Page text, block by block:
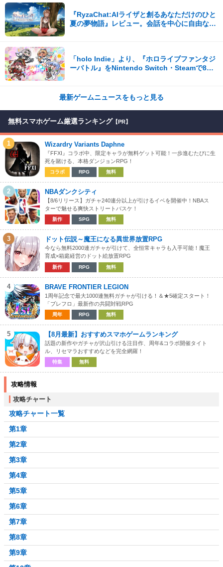
『RyzaChat:AIライザと創るあなただけのひと
夏の夢物語』レビュー。会話を中心に自由な冒
「holo Indie」より、『ホロライブファンタジ
ーバトル』をNintendo Switch・Steamで8月7
最新ゲームニュースをもっと見る
無料スマホゲーム厳選ランキング 【PR】
1 Wizardry Variants Daphne
『FFXI』コラボ中、限定キャラが無料ゲット可能！一歩進むたびに生
死を賭ける、本格ダンジョンRPG！
コラボ RPG 無料
2 NBAダンクシティ
【8/6リリース】ガチャ240連分以上が引けるイベを開催中！NBAス
ターで魅せる爽快ストリートバスケ！
新作 SPG 無料
3 ドット伝説～魔王になる異世界放置RPG
今なら無料2000連ガチャが引けて、全恒常キャラも入手可能！魔王
育成×箱庭経営のドット絵放置RPG
新作 RPG 無料
4 BRAVE FRONTIER LEGION
1周年記念で最大1000連無料ガチャが引ける！＆★5確定スタート！
「ブレフロ」最新作の共闘対戦RPG
周年 RPG 無料
5 【8月最新】おすすめスマホゲームランキング
話題の新作やガチャが沢山引ける注目作、周年&コラボ開催タイト
ル、リセマラおすすめなどを完全網羅！
特集 無料
攻略情報
攻略チャート
攻略チャート一覧
第1章
第2章
第3章
第4章
第5章
第6章
第7章
第8章
第9章